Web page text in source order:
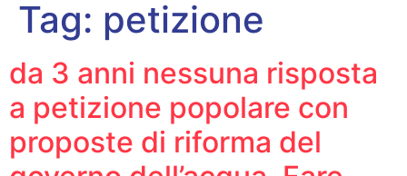
Tag: petizione
da 3 anni nessuna risposta
a petizione popolare con
proposte di riforma del